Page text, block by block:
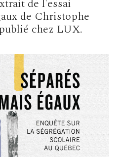
de l'essai
de Christophe
chez LUX.